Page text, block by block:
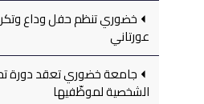
خضوري تنظم حفل وداع
عورتاني
جامعة خضوري تعقد دورة
الشخصية لموظّفيها